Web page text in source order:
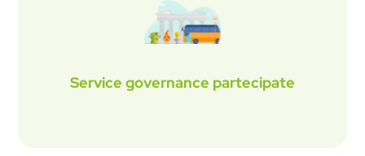
Service governance partecipate